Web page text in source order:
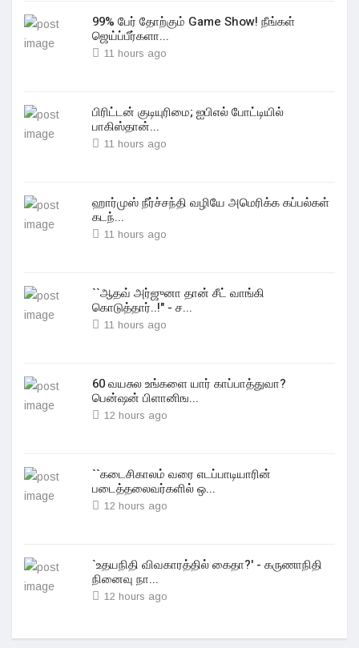
99% பேர் தோற்கும் Game Show! நீங்கள்
ஜெய்ப்பீர்களா...
11 hours ago
பிரிட்டன் குடியுரிமை; ஐபிஎல் போட்டியில்
பாகிஸ்தான்...
11 hours ago
ஹார்முஸ் நீர்ச்சந்தி வழியே அமெரிக்க கப்பல்கள்
கடந்...
11 hours ago
``ஆதவ் அர்ஜுனா தான் சீட் வாங்கி
கொடுத்தார்..!" - ச...
11 hours ago
60 வயசுல உங்களை யார் காப்பாத்துவா?
பென்ஷன் பிளானிங...
12 hours ago
``கடைசிகாலம் வரை எடப்பாடியாரின்
படைத்தலைவர்களில் ஒ...
12 hours ago
`உதயநிதி விவகாரத்தில் கைதா?' - கருணாநிதி
நினைவு நா...
12 hours ago